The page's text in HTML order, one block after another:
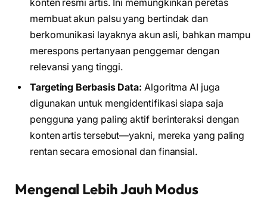
konten resmi artis. Ini memungkinkan peretas
membuat akun palsu yang bertindak dan
berkomunikasi layaknya akun asli, bahkan mampu
merespons pertanyaan penggemar dengan
relevansi yang tinggi.
Targeting Berbasis Data: Algoritma AI juga
digunakan untuk mengidentifikasi siapa saja
pengguna yang paling aktif berinteraksi dengan
konten artis tersebut—yakni, mereka yang paling
rentan secara emosional dan finansial.
Mengenal Lebih Jauh Modus